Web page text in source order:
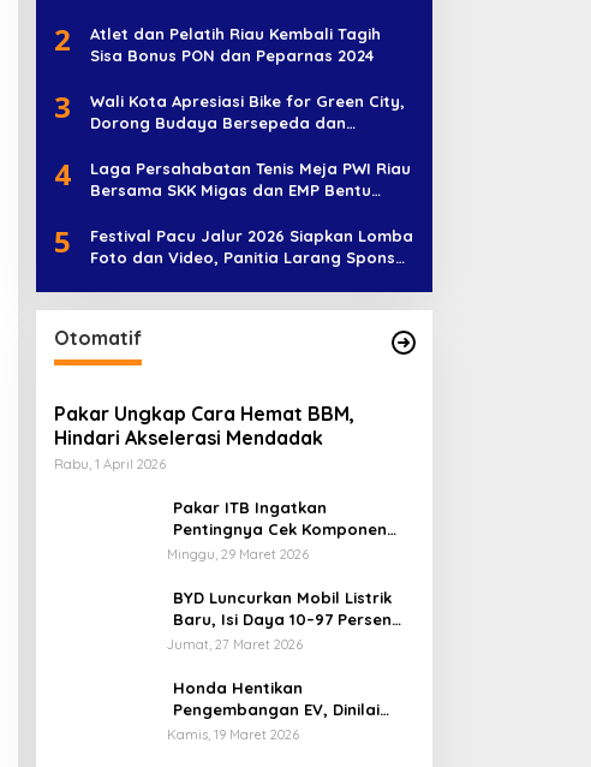
2
Atlet dan Pelatih Riau Kembali Tagih
Sisa Bonus PON dan Peparnas 2024
3
Wali Kota Apresiasi Bike for Green City,
Dorong Budaya Bersepeda dan
4
Laga Persahabatan Tenis Meja PWI Riau
Bersama SKK Migas dan EMP Bentu
5
Festival Pacu Jalur 2026 Siapkan Lomba
Foto dan Video, Panitia Larang Sponsor
Otomatif
Pakar Ungkap Cara Hemat BBM,
Hindari Akselerasi Mendadak
Rabu, 1 April 2026
Pakar ITB Ingatkan
Pentingnya Cek Komponen
Kendaraan Usai Mudik
Minggu, 29 Maret 2026
BYD Luncurkan Mobil Listrik
Baru, Isi Daya 10–97 Persen
Hanya 9 Menit
Jumat, 27 Maret 2026
Honda Hentikan
Pengembangan EV, Dinilai
Kian Tertinggal di Industri
Kamis, 19 Maret 2026